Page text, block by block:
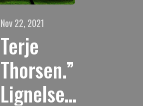
Nov 22, 2021
Terje
Thorsen.”
Lignelsen